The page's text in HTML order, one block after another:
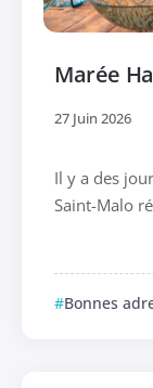
Marée
27 Juin 2026
Il y a des
Saint-Malo
Bonnes